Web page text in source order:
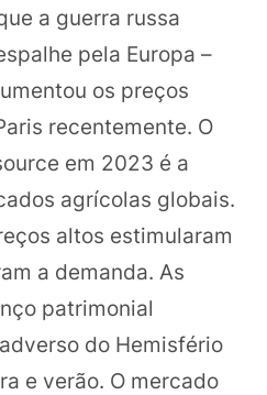
a guerra russa
pela Europa –
os preços
recentemente. O
em 2023 é a
agrícolas globais.
altos estimularam
a demanda. As
patrimonial
do Hemisfério
e verão. O mercado